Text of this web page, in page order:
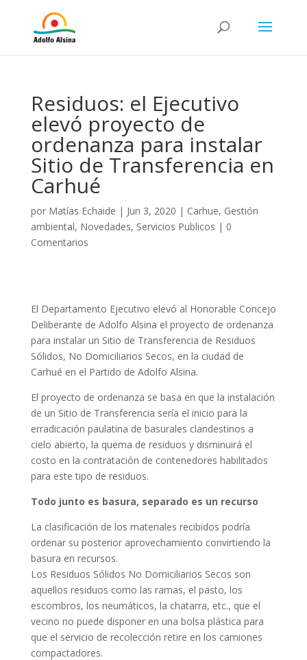
Residuos: el Ejecutivo
elevó proyecto de
ordenanza para instalar
Sitio de Transferencia en
Carhué
por Matías Echaide | Jun 3, 2020 | Carhue, Gestión
ambiental, Novedades, Servicios Publicos | 0
Comentarios
El Departamento Ejecutivo elevó al Honorable Concejo
Deliberante de Adolfo Alsina el proyecto de ordenanza
para instalar un Sitio de Transferencia de Residuos
Sólidos, No Domiciliarios Secos, en la ciudad de
Carhué en el Partido de Adolfo Alsina.
El proyecto de ordenanza se basa en que la instalación
de un Sitio de Transferencia sería el inicio para la
erradicación paulatina de basurales clandestinos a
cielo abierto, la quema de residuos y disminuirá el
costo en la contratación de contenedores habilitados
para este tipo de residuos.
Todo junto es basura, separado es un recurso
La clasificación de los materiales recibidos podría
ordenar su posterior aprovechamiento convirtiendo la
basura en recursos.
Los Residuos Sólidos No Domiciliarios Secos son
aquellos residuos como las ramas, el pasto, los
escombros, los neumáticos, la chatarra, etc., que el
vecino no puede disponer en una bolsa plástica para
que el servicio de recolección retire en los camiones
compactadores.